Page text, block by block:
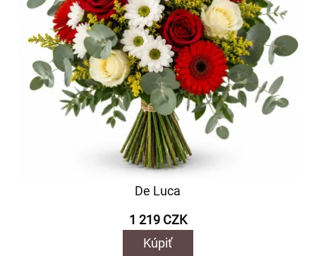
De Luca
1 219 CZK
Kúpiť